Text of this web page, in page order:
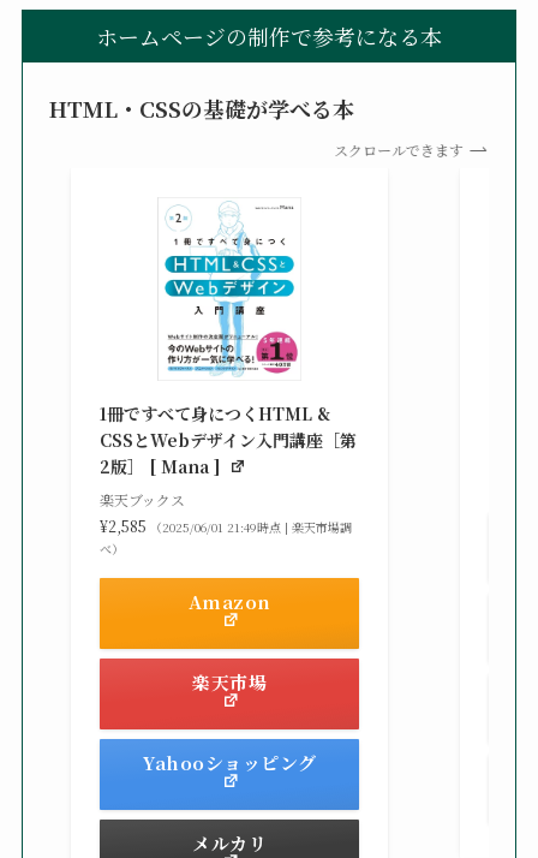
ホームページの制作で参考になる本
HTML・CSSの基礎が学べる本
スクロールできます
1冊ですべて身につくHTML &
CSSとWebデザイン入門講座［第
2版］ [ Mana ]
楽天ブックス
¥2,585
（2025/06/01 21:49時点 | 楽天市場調
べ）
Amazon
楽天市場
Yahooショッピング
メルカリ